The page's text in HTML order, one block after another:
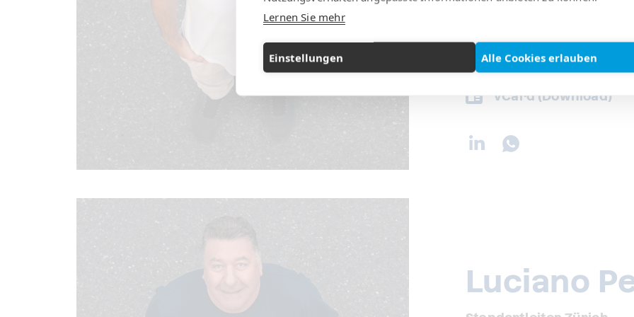
Lernen Sie mehr
Einstellungen Alle Cookies erlauben
vCard (Download)
Luciano